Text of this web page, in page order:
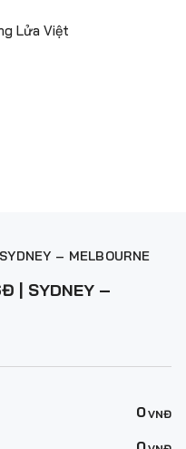
Lửa Việt
– MELBOURNE
| SYDNEY –
0VNĐ